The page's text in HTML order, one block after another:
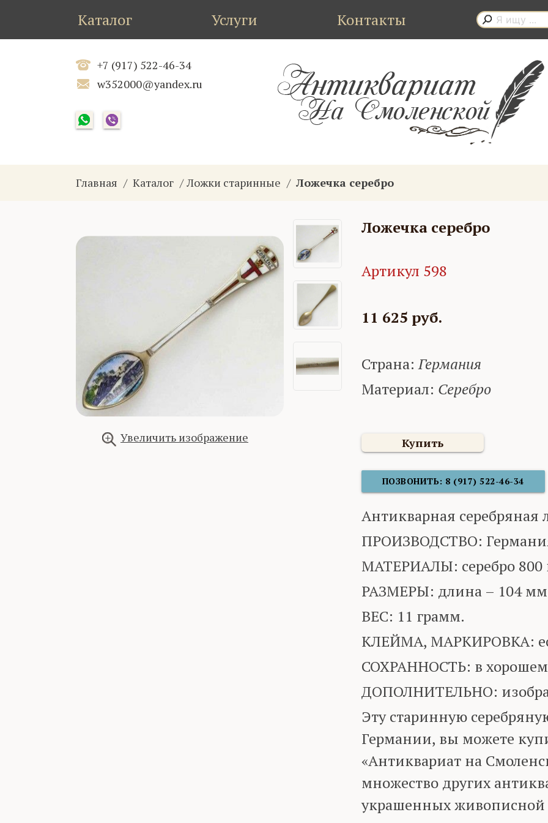
Каталог Услуги Контакты
+7 (917) 522-46-34
w352000@yandex.ru
Главная Каталог Ложки старинные Ложечка серебро
Увеличить изображение
Ложечка серебро
Артикул 598
11 625 руб.
Страна:Германия
Материал: Серебро
Купить
ПОЗВОНИТЬ: 8 (917) 522-46-34
Антикварная серебряная
ПРОИЗВОДСТВО:
МАТЕРИАЛЫ: серебро 800
РАЗМЕРЫ: длина – 104
ВЕС: 11 грамм.
КЛЕЙМА, МАРКИРОВКА:
СОХРАННОСТЬ: в хорошем
ДОПОЛНИТЕЛЬНО:
Эту старинную
Германии, вы можете
«Антиквариат на
множество других
украшенных живописной